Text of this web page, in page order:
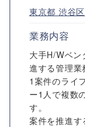
東京都 渋谷区
業務内容
大手H/Wベン
進する管理業
1案件のライ
ー1人で複数
す。
案件を推進